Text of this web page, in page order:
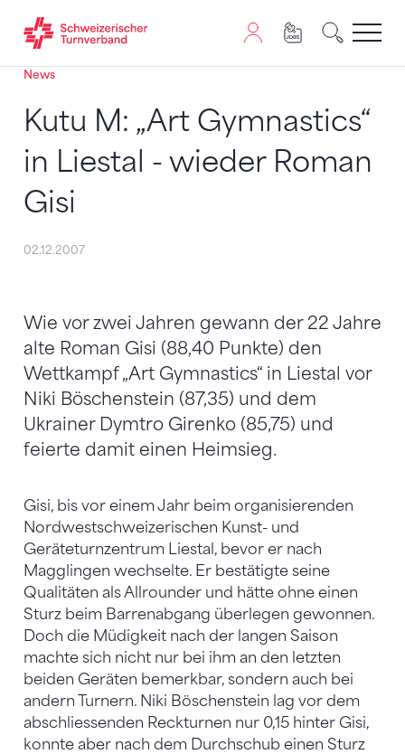
Zum Inhalt springen
Zur Sitemap navigieren
Zum Navigieren dieser Seite wird JavaScript benötigt.
News
Kutu M: „Art Gymnastics“
in Liestal - wieder Roman
Gisi
02.12.2007
Wie vor zwei Jahren gewann der 22 Jahre
alte Roman Gisi (88,40 Punkte) den
Wettkampf „Art Gymnastics“ in Liestal vor
Niki Böschenstein (87,35) und dem
Ukrainer Dymtro Girenko (85,75) und
feierte damit einen Heimsieg.
Gisi, bis vor einem Jahr beim organisierenden
Nordwestschweizerischen Kunst- und
Geräteturnzentrum Liestal, bevor er nach
Magglingen wechselte. Er bestätigte seine
Qualitäten als Allrounder und hätte ohne einen
Sturz beim Barrenabgang überlegen gewonnen.
Doch die Müdigkeit nach der langen Saison
machte sich nicht nur bei ihm an den letzten
beiden Geräten bemerkbar, sondern auch bei
andern Turnern. Niki Böschenstein lag vor dem
abschliessenden Reckturnen nur 0,15 hinter Gisi,
konnte aber nach dem Durchschub einen Sturz